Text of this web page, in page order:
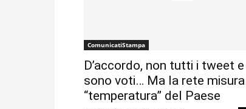
ComunicatiStampa
D’accordo, non tutti i tweet
sono voti… Ma la rete misura
“temperatura” del Paese